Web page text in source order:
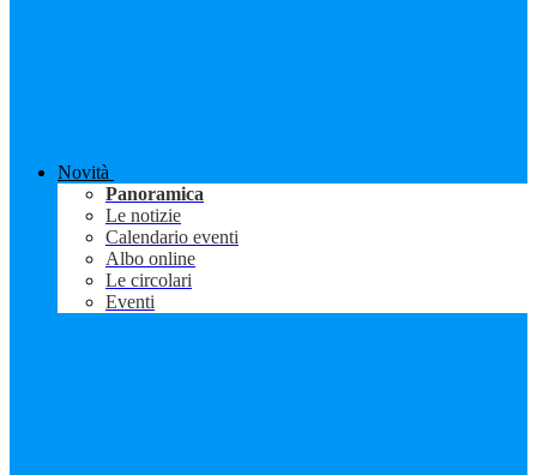
Novità
Panoramica
Le notizie
Calendario eventi
Albo online
Le circolari
Eventi